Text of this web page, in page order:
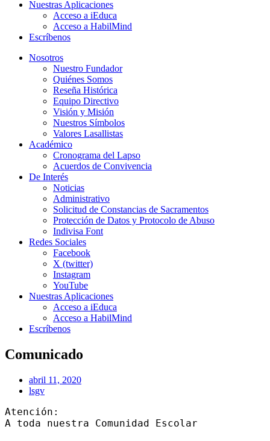
Nuestras Aplicaciones
Acceso a iEduca
Acceso a HabilMind
Escríbenos
Nosotros
Nuestro Fundador
Quiénes Somos
Reseña Histórica
Equipo Directivo
Visión y Misión
Nuestros Símbolos
Valores Lasallistas
Académico
Cronograma del Lapso
Acuerdos de Convivencia
De Interés
Noticias
Administrativo
Solicitud de Constancias de Sacramentos
Protección de Datos y Protocolo de Abuso
Indivisa Font
Redes Sociales
Facebook
X (twitter)
Instagram
YouTube
Nuestras Aplicaciones
Acceso a iEduca
Acceso a HabilMind
Escríbenos
Comunicado
abril 11, 2020
lsgv
Atención:
A toda nuestra Comunidad Escolar